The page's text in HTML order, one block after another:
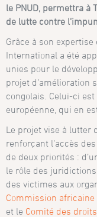
le PNUD, permettra à
de lutte contre
Grâce à son expertise
International a été
unies pour le
projet d’amélioration
congolais. Celui-ci est
européenne, qui en
Le projet vise à lutter
renforçant l’accès
de deux priorités :
le rôle des juridictions
des victimes aux
Commission
et le Comité des